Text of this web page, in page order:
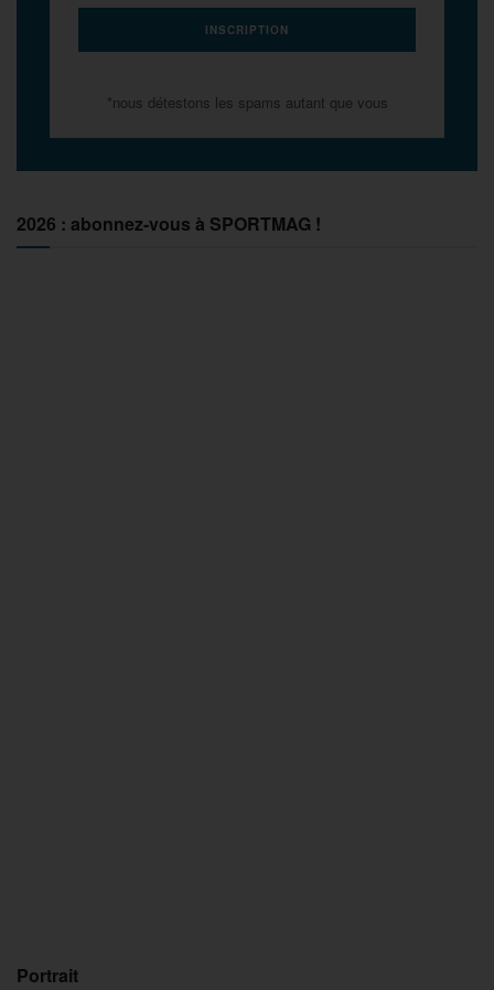
*nous détestons les spams autant que vous
2026 : abonnez-vous à SPORTMAG !
Portrait